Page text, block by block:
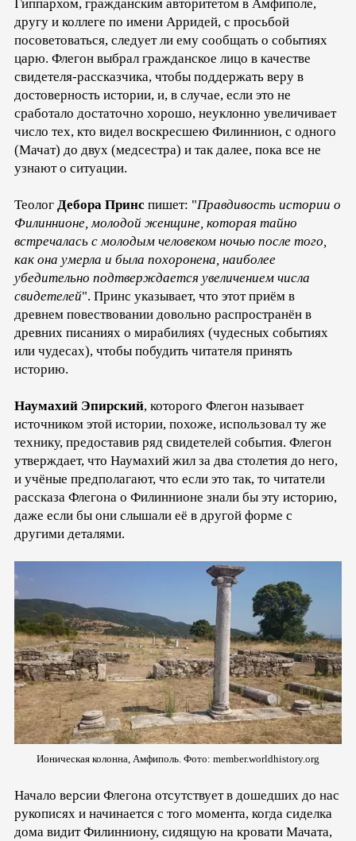
Гиппархом, гражданским авторитетом в Амфиполе,
другу и коллеге по имени Арридей, с просьбой
посоветоваться, следует ли ему сообщать о событиях
царю. Флегон выбрал гражданское лицо в качестве
свидетеля-рассказчика, чтобы поддержать веру в
достоверность истории, и, в случае, если это не
сработало достаточно хорошо, неуклонно увеличивает
число тех, кто видел воскресшею Филиннион, с одного
(Мачат) до двух (медсестра) и так далее, пока все не
узнают о ситуации.
Теолог Дебора Принс пишет: "Правдивость истории о
Филиннионе, молодой женщине, которая тайно
встречалась с молодым человеком ночью после того,
как она умерла и была похоронена, наиболее
убедительно подтверждается увеличением числа
свидетелей". Принс указывает, что этот приём в
древнем повествовании довольно распространён в
древних писаниях о мирабилиях (чудесных событиях
или чудесах), чтобы побудить читателя принять
историю.
Наумахий Эпирский, которого Флегон называет
источником этой истории, похоже, использовал ту же
технику, предоставив ряд свидетелей события. Флегон
утверждает, что Наумахий жил за два столетия до него,
и учёные предполагают, что если это так, то читатели
рассказа Флегона о Филиннионе знали бы эту историю,
даже если бы они слышали её в другой форме с
другими деталями.
Ионическая колонна, Амфиполь. Фото: member.worldhistory.org
Начало версии Флегона отсутствует в дошедших до нас
рукописях и начинается с того момента, когда сиделка
дома видит Филинниону, сидящую на кровати Мачата,